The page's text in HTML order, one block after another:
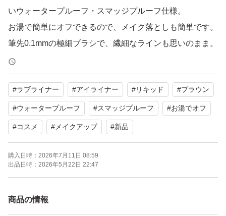
いウォータープルーフ・スマッジプルーフ仕様。
お湯で簡単にオフできるので、メイク落としも簡単です。
筆先0.1mmの極細ブラシで、繊細なラインも思いのまま。
付け替え対応容器なので、リフィルを交換して長くお使い
いただけます。
【ブランド】Love Liner
【商品名】ラブ・ライナー リキッド
【特徴】ウォータープルーフ、スマッジプルーフ、お湯で
#ラブライナー #アイライナー #リキッド #ブラウン
#ウォータープルーフ #スマッジプルーフ #お湯でオフ
#コスメ #メイクアップ #新品
購入日時： 2026年7月11日 08:59
出品日時： 2026年5月22日 22:47
商品の情報